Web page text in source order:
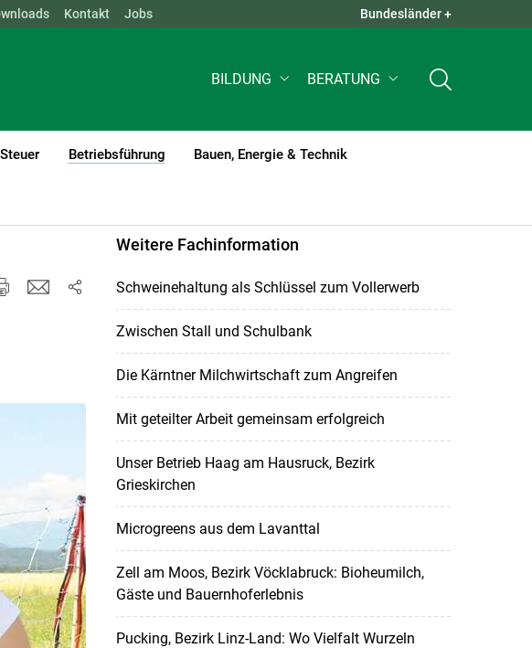
QUICK LINKS +
Kontakt Jobs Bundesländer +
BILDUNG BERATUNG
Betriebsführung
(current)1
Bauen, Energie & Technik
Weitere Fachinformation
Schweinehaltung als Schlüssel zum Vollerwerb
Zwischen Stall und Schulbank
Die Kärntner Milchwirtschaft zum Angreifen
Mit geteilter Arbeit gemeinsam erfolgreich
Unser Betrieb Haag am Hausruck, Bezirk
Grieskirchen
Microgreens aus dem Lavanttal
Zell am Moos, Bezirk Vöcklabruck: Bioheumilch,
Gäste und Bauernhoferlebnis
Pucking, Bezirk Linz-Land: Wo Vielfalt Wurzeln